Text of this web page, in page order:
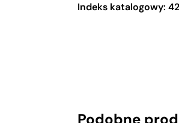
Indeks katalogowy: